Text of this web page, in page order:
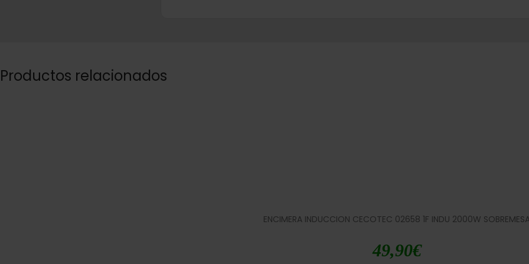
Productos relacionados
ENCIMERA INDUCCION CECOTEC 02658 1F INDU 2000W
49,90€